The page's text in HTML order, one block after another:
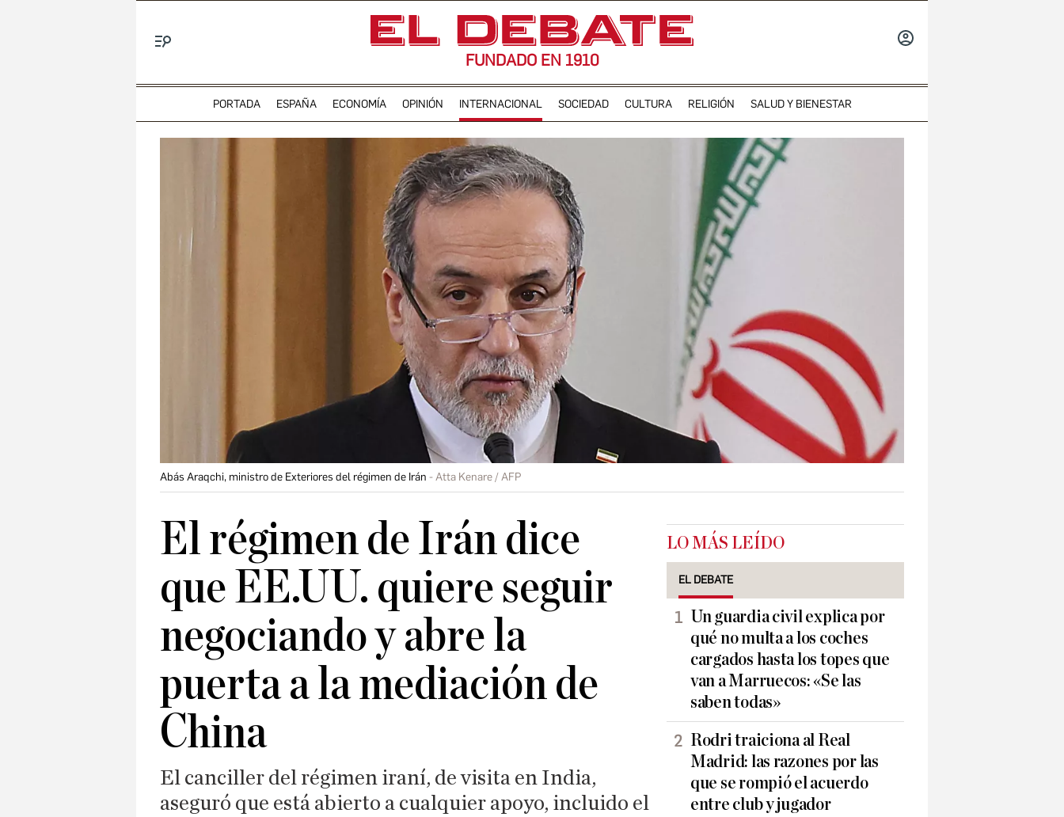
FUNDADO EN 1910
PORTADA ESPAÑA ECONOMÍA OPINIÓN INTERNACIONAL SOCIEDAD CULTURA RELIGIÓN SALUD Y BIENESTAR
Abás Araqchi, ministro de Exteriores del régimen de Irán Atta Kenare / AFP
El régimen de Irán dice
que EE.UU. quiere seguir
negociando y abre la
puerta a la mediación de
China
El canciller del régimen iraní, de visita en India,
aseguró que está abierto a cualquier apoyo, incluido el
LO MÁS LEÍDO
EL DEBATE
Un guardia civil explica por
qué no multa a los coches
cargados hasta los topes que
van a Marruecos: «Se las
saben todas»
Rodri traiciona al Real
Madrid: las razones por las
que se rompió el acuerdo
entre club y jugador